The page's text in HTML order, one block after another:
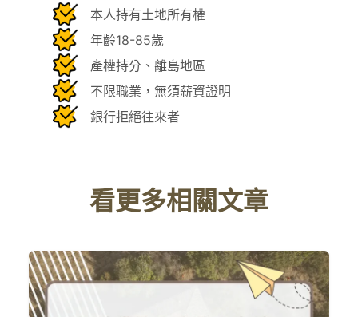
本人持有土地所有權
年齡18-85歲
產權持分、離島地區
不限職業，無須薪資證明
銀行拒絕往來者
看更多相關文章